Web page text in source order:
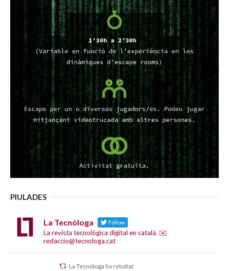
PIULADES
La Tecnòloga Follow
La revista tecnològica digital en català. ✉️
redaccio@tecnologa.cat
La Tecnòloga ha retuitat